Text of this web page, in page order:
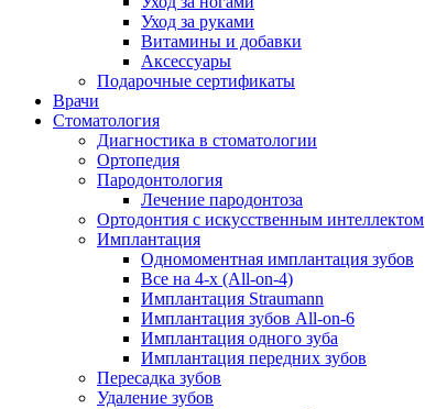
Уход за руками
Витамины и добавки
Аксессуары
Подарочные сертификаты
Врачи
Стоматология
Диагностика в стоматологии
Ортопедия
Пародонтология
Лечение пародонтоза
Ортодонтия с искусственным интеллектом
Имплантация
Одномоментная имплантация зубов
Все на 4-х (All-on-4)
Имплантация Straumann
Имплантация зубов All-on-6
Имплантация одного зуба
Имплантация передних зубов
Пересадка зубов
Удаление зубов